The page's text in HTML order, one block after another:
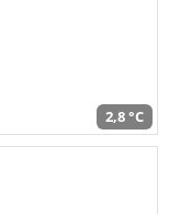
2,8 °C